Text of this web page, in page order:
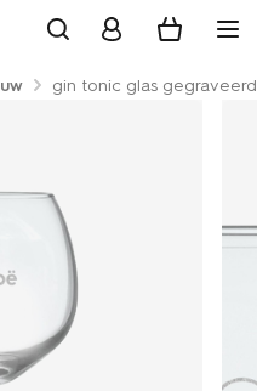
gin tonic glas gegraveerd